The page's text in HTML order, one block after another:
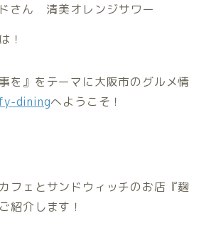
さん 清美オレンジサワー
！
を』をテーマに大阪市のグルメ情
diningへようこそ！
フェとサンドウィッチのお店『麹
紹介します！